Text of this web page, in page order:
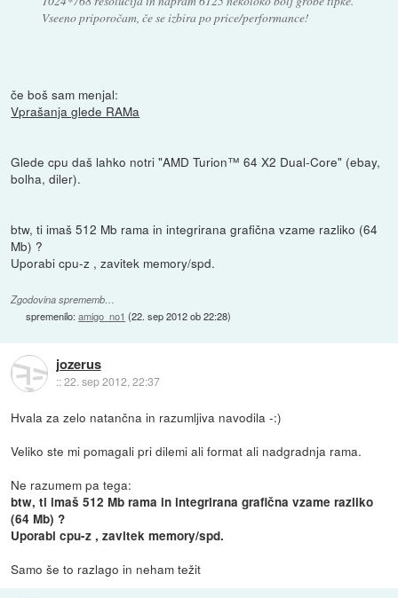
Vseeno priporočam, če se izbira po price/performance!
če boš sam menjal:
Vprašanja glede RAMa
Glede cpu daš lahko notri "AMD Turion™ 64 X2 Dual-Core" (ebay,
bolha, diler).
btw, ti imaš 512 Mb rama in integrirana grafična vzame razliko (64
Mb) ?
Uporabi cpu-z , zavitek memory/spd.
Zgodovina sprememb…
spremenilo:amigo_no1 (22. sep 2012 ob 22:28)
jozerus
::22. sep 2012, 22:37
Hvala za zelo natančna in razumljiva navodila -:)
Veliko ste mi pomagali pri dilemi ali format ali nadgradnja rama.
Ne razumem pa tega:
btw, ti imaš 512 Mb rama in integrirana grafična vzame razliko
(64 Mb) ?
Uporabi cpu-z , zavitek memory/spd.
Samo še to razlago in neham težit